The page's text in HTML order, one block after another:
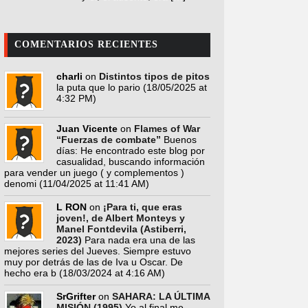
COMENTARIOS RECIENTES
charli on Distintos tipos de pitos
la puta que lo pario (18/05/2025 at
4:32 PM)
Juan Vicente on Flames of War
“Fuerzas de combate” Buenos
días: He encontrado este blog por
casualidad, buscando información
para vender un juego ( y complementos )
denomi (11/04/2025 at 11:41 AM)
L RON on ¡Para ti, que eras
joven!, de Albert Monteys y
Manel Fontdevila (Astiberri,
2023) Para nada era una de las
mejores series del Jueves. Siempre estuvo
muy por detrás de las de Iva u Oscar. De
hecho era b (18/03/2024 at 4:16 AM)
SrGrifteron SAHARA: LA ÚLTIMA